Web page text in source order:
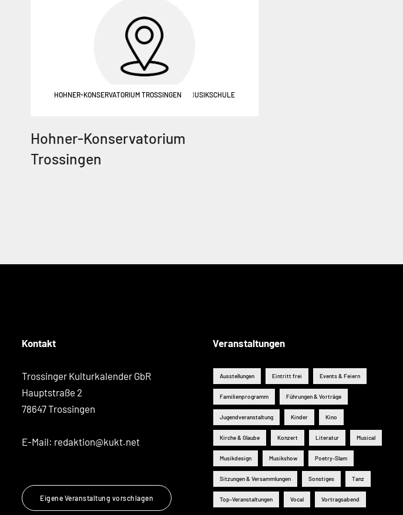
MUSIKSCHULE
HOHNER-KONSERVATORIUM TROSSINGEN
Hohner-Konservatorium
Trossingen
Kontakt
Trossinger Kulturkalender GbR
Hauptstraße 2
78647 Trossingen
E-Mail: redaktion@kukt.net
Eigene Veranstaltung vorschlagen
Veranstaltungen
Ausstellungen Eintritt frei Events & Feiern
Familienprogramm Führungen & Vorträge
Jugendveranstaltung Kinder Kino
Kirche & Glaube Konzert Literatur Musical
Musikdesign Musikshow Poetry-Slam
Sitzungen & Versammlungen Sonstiges Tanz
Top-Veranstaltungen Vocal Vortragsabend